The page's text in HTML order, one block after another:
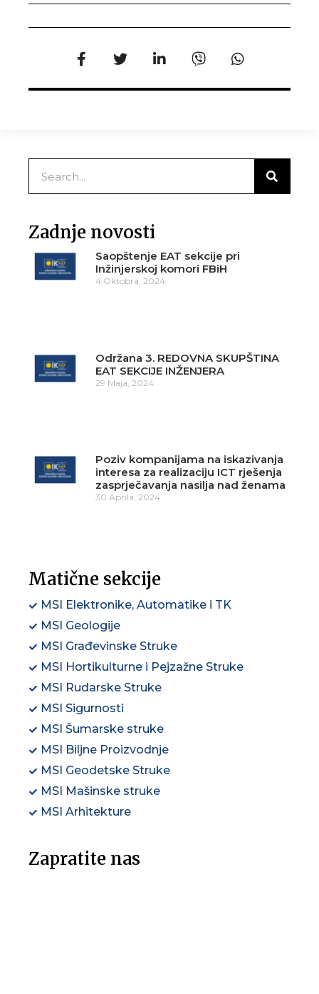
Zadnje novosti
Saopštenje EAT sekcije pri
Inžinjerskoj komori FBiH
4 Oktobra, 2024
Održana 3. REDOVNA SKUPŠTINA
EAT SEKCIJE INŽENJERA
29 Maja, 2024
Poziv kompanijama na iskazivanja
interesa za realizaciju ICT rješenja
zasprječavanja nasilja nad ženama
30 Aprila, 2024
Matične sekcije
MSI Elektronike, Automatike i TK
MSI Geologije
MSI Građevinske Struke
MSI Hortikulturne i Pejzažne Struke
MSI Rudarske Struke
MSI Sigurnosti
MSI Šumarske struke
MSI Biljne Proizvodnje
MSI Geodetske Struke
MSI Mašinske struke
MSI Arhitekture
Zapratite nas